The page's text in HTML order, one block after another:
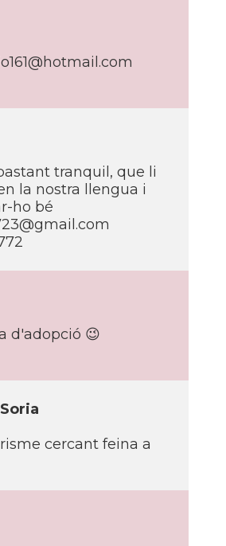
tranquil, que li
la nostra llengua i
ho bé
d'adopció 😉
cercant feina a